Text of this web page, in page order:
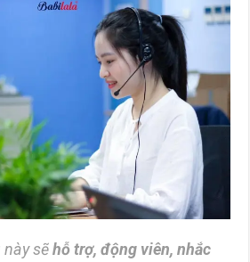
này sẽhỗ trợ, động viên, nhắc